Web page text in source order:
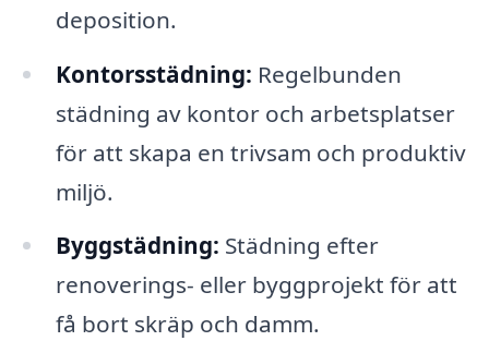
deposition.
Kontorsstädning: Regelbunden
städning av kontor och arbetsplatser
för att skapa en trivsam och produktiv
miljö.
Byggstädning: Städning efter
renoverings- eller byggprojekt för att
få bort skräp och damm.